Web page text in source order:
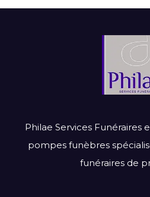
Philae Services Funéraires
pompes funèbres
funéraires de